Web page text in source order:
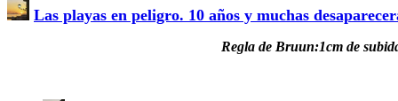
Las playas en peligro. 10 años y muchas
Regla de Bruun:1cm de